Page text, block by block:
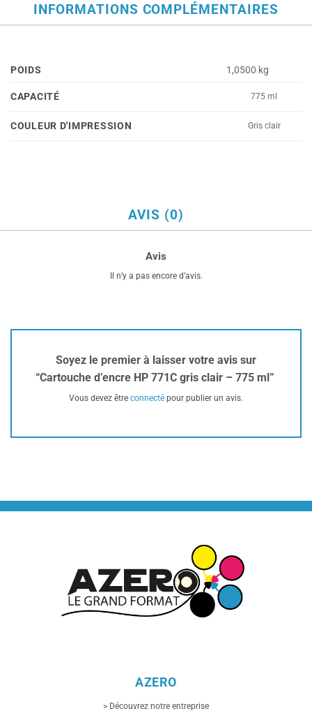
INFORMATIONS COMPLÉMENTAIRES
POIDS 1,0500 kg
CAPACITÉ 775 ml
COULEUR D'IMPRESSION Gris clair
AVIS (0)
Avis
Il n’y a pas encore d’avis.
Soyez le premier à laisser votre avis sur
“Cartouche d’encre HP 771C gris clair – 775 ml”
Vous devez être connecté pour publier un avis.
AZERO
> Découvrez notre entreprise